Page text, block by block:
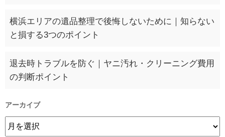
横浜エリアの遺品整理で後悔しないために｜知らない
と損する3つのポイント
退去時トラブルを防ぐ｜ヤニ汚れ・クリーニング費用
の判断ポイント
アーカイブ